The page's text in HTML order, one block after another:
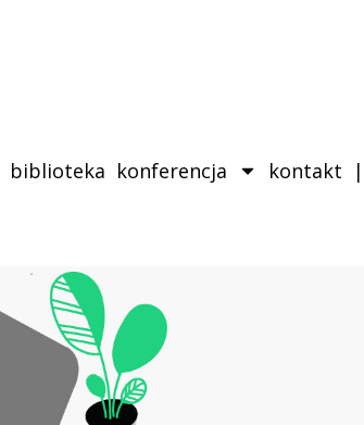
biblioteka konferencja kontakt